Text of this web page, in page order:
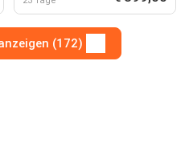
(172)